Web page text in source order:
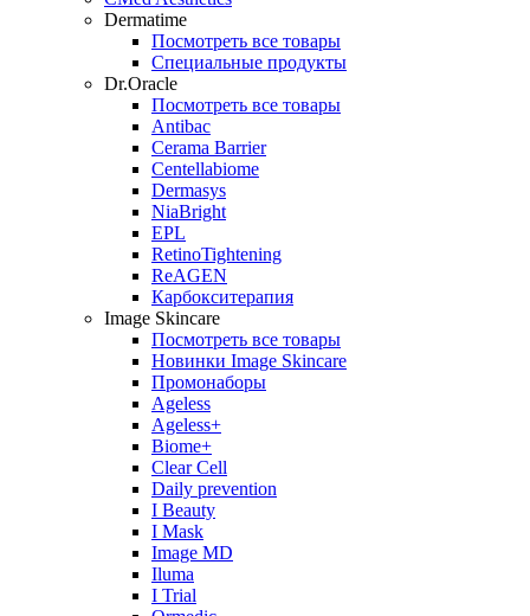
Dermatime
Посмотреть все товары
Специальные продукты
Dr.Oracle
Посмотреть все товары
Antibac
Cerama Barrier
Centellabiome
Dermasys
NiaBright
EPL
RetinoTightening
ReAGEN
Карбокситерапия
Image Skincare
Посмотреть все товары
Новинки Image Skincare
Промонаборы
Ageless
Ageless+
Biome+
Clear Cell
Daily prevention
I Beauty
I Mask
Image MD
Iluma
I Trial